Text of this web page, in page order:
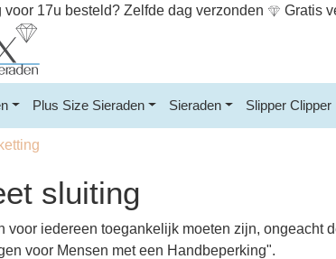
voor 17u besteld? Zelfde dag verzonden Gratis
Plus Size Sieraden Sieraden Slipper Clipper
sluiting
iedereen toegankelijk moeten zijn, ongeacht
voor Mensen met een Handbeperking".